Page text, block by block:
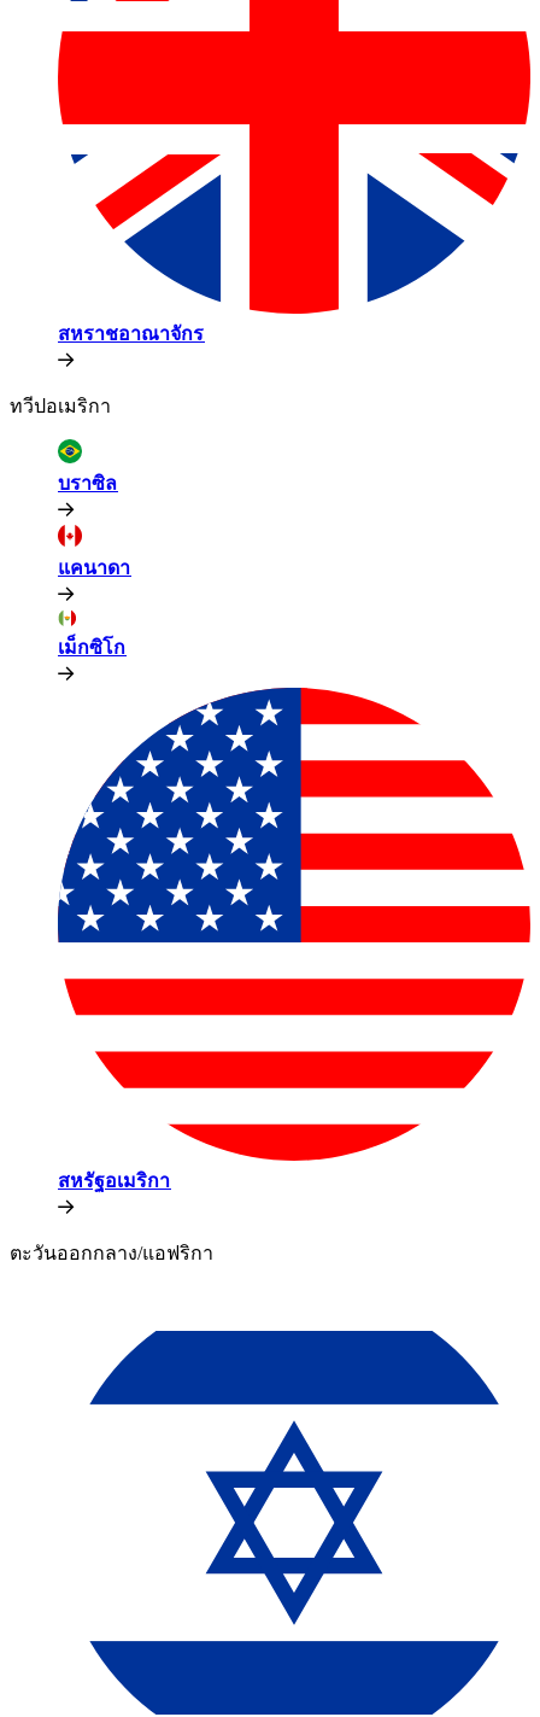
สหราชอาณาจักร​​
ทวีปอเมริกา​​
บราซิล​​
แคนาดา​​
เม็กซิโก​​
สหรัฐอเมริกา​​
ตะวันออกกลาง/แอฟริกา​​